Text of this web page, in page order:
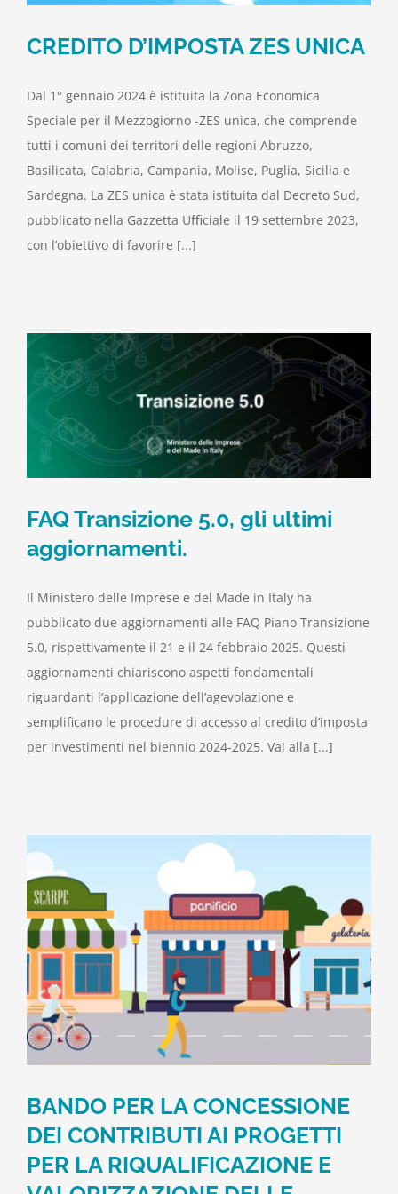
CREDITO D’IMPOSTA ZES UNICA
Dal 1° gennaio 2024 è istituita la Zona Economica
Speciale per il Mezzogiorno -ZES unica, che comprende
tutti i comuni dei territori delle regioni Abruzzo,
Basilicata, Calabria, Campania, Molise, Puglia, Sicilia e
Sardegna. La ZES unica è stata istituita dal Decreto Sud,
pubblicato nella Gazzetta Uﬃciale il 19 settembre 2023,
con l’obiettivo di favorire [...]
FAQ Transizione 5.0, gli ultimi
aggiornamenti.
Il Ministero delle Imprese e del Made in Italy ha
pubblicato due aggiornamenti alle FAQ Piano Transizione
5.0, rispettivamente il 21 e il 24 febbraio 2025. Questi
aggiornamenti chiariscono aspetti fondamentali
riguardanti l’applicazione dell’agevolazione e
semplificano le procedure di accesso al credito d’imposta
per investimenti nel biennio 2024-2025. Vai alla [...]
BANDO PER LA CONCESSIONE
DEI CONTRIBUTI AI PROGETTI
PER LA RIQUALIFICAZIONE E